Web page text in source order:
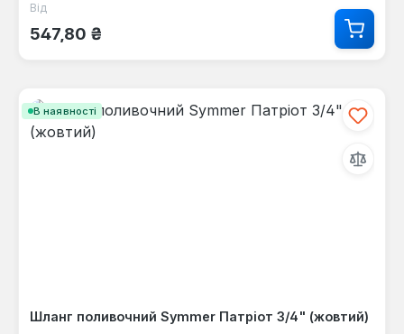
Звичайна ціна:
Від
547,80 ₴
В наявності
Шланг поливочний Symmer Патріот 3/4" (жовтий)